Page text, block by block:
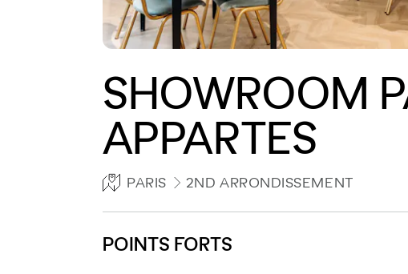
SHOWROOM
APPARTES
PARIS 2ND ARRONDISSEMENT
POINTS FORTS